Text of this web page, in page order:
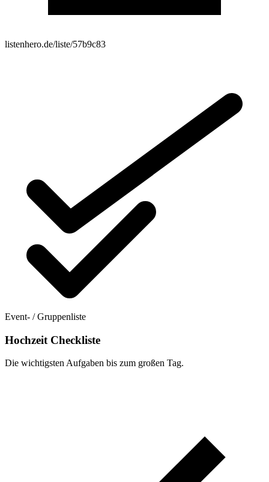
listenhero.de/liste/57b9c83
Event- / Gruppenliste
Hochzeit Checkliste
Die wichtigsten Aufgaben bis zum großen Tag.